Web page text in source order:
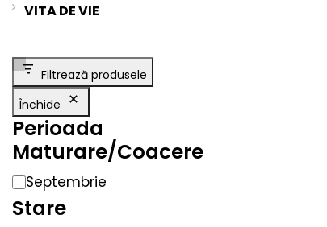
VITA DE VIE
Filtrează produsele
Închide
Perioada
Maturare/Coacere
Septembrie
Stare